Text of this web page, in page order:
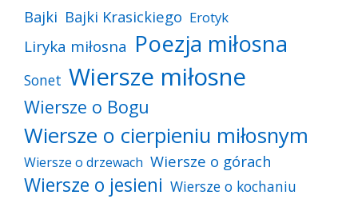
Bajki Bajki Krasickiego Erotyk
Liryka miłosna Poezja miłosna
Sonet Wiersze miłosne
Wiersze o Bogu
Wiersze o cierpieniu miłosnym
Wiersze o drzewach Wiersze o górach
Wiersze o jesieni Wiersze o kochaniu